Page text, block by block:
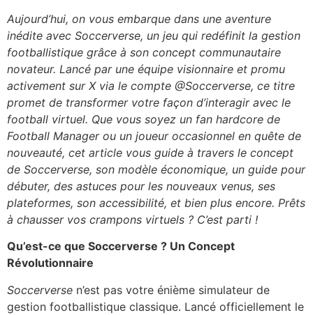
Aujourd’hui, on vous embarque dans une aventure
inédite avec Soccerverse, un jeu qui redéfinit la gestion
footballistique grâce à son concept communautaire
novateur. Lancé par une équipe visionnaire et promu
activement sur X via le compte @Soccerverse, ce titre
promet de transformer votre façon d’interagir avec le
football virtuel. Que vous soyez un fan hardcore de
Football Managerou un joueur occasionnel en quête de
nouveauté, cet article vous guide à travers le concept
de Soccerverse, son modèle économique, un guide pour
débuter, des astuces pour les nouveaux venus, ses
plateformes, son accessibilité, et bien plus encore. Prêts
à chausser vos crampons virtuels ? C’est parti !
Qu’est-ce que Soccerverse ? Un Concept
Révolutionnaire
Soccerverse n’est pas votre énième simulateur de
gestion footballistique classique. Lancé officiellement le